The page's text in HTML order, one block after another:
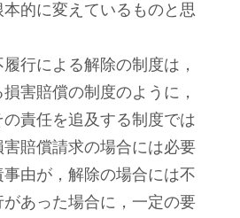
的に変えているものと思
行による解除の制度は，
害賠償の制度のように，
責任を追及する制度では
賠償請求の場合には必要
由が，解除の場合には不
あった場合に，一定の要